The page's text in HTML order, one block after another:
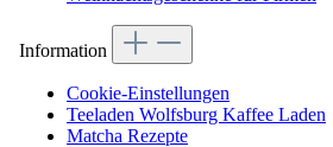
Information
Cookie-Einstellungen
Teeladen Wolfsburg Kaffee Laden
Matcha Rezepte